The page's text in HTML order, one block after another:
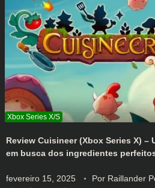
Review Cuisineer (Xbox Series X) –
em busca dos ingredientes
fevereiro 15, 2025 Por Raillander